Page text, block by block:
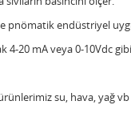
pnömatik endüstriyel
4-20 mA veya 0-10Vdc
su, hava, yağ